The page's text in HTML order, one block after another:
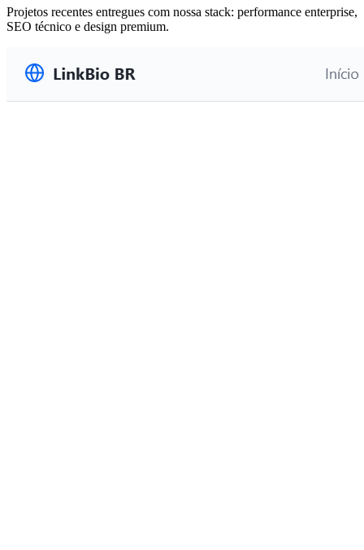
Projetos recentes entregues com nossa stack: performance enterprise,
SEO técnico e design premium.